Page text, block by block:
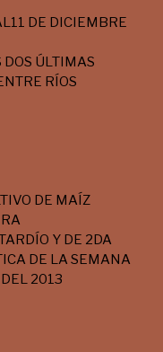
DE DICIEMBRE
DOS ÚLTIMAS
RÍOS
DE MAÍZ
Y DE 2DA
DE LA SEMANA
2013